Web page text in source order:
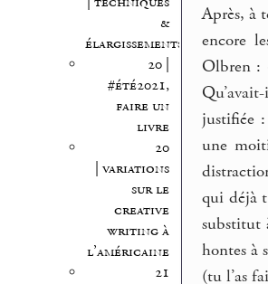
&
élargissements
20 |
#été2021,
faire un
livre
20
| variations
sur le
creative
writing à
l’américaine
21
Après, à
encore
Olbren :
justifiée
une
qui déjà
substitut
hontes à
(tu l’as